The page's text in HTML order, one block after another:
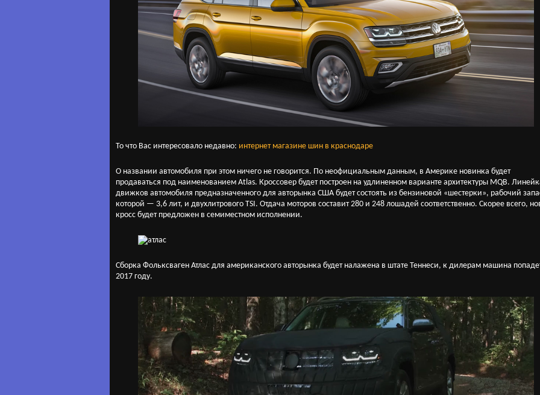
То что Вас интересовало недавно: интернет магазине шин в краснодаре
О названии автомобиля при этом ничего не говорится. По неофициальным данным, в Америке новинка будет
продаваться под наименованием Atlas. Кроссовер будет построен на удлиненном варианте архитектуры MQB.
движков автомобиля предназначенного для авторынка США будет состоять из бензиновой «шестерки», рабочий
которой — 3,6 лит, и двухлитрового TSI. Отдача моторов составит 280 и 248 лошадей соответственно. Скорее всего,
кросс будет предложен в семиместном исполнении.
Сборка Фольксваген Атлас для американского авторынка будет налажена в штате Теннеси, к дилерам машина
2017 году.